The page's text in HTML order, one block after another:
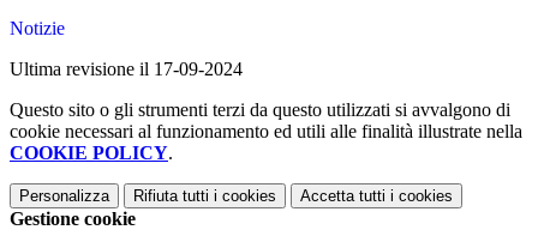
Notizie
Ultima revisione il 17-09-2024
Questo sito o gli strumenti terzi da questo utilizzati si avvalgono di
cookie necessari al funzionamento ed utili alle finalità illustrate nella
COOKIE POLICY.
Personalizza Rifiuta tutti i cookies Accetta tutti i cookies
Gestione cookie